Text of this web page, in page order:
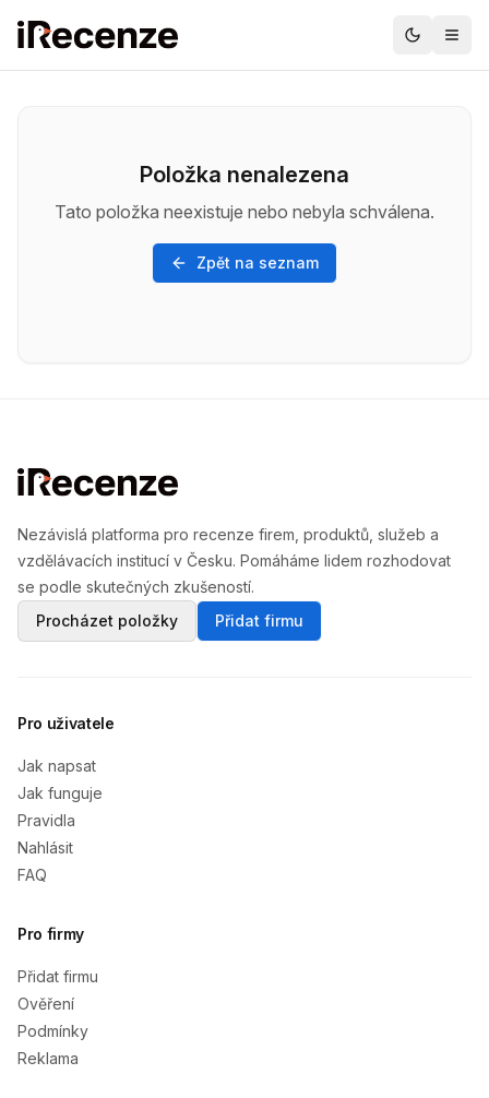
Položka nenalezena
Tato položka neexistuje nebo nebyla schválena.
Zpět na seznam
Nezávislá platforma pro recenze firem, produktů, služeb a
vzdělávacích institucí v Česku. Pomáháme lidem rozhodovat
se podle skutečných zkušeností.
Procházet položky
Přidat firmu
Pro uživatele
Jak napsat
Jak funguje
Pravidla
Nahlásit
FAQ
Pro firmy
Přidat firmu
Ověření
Podmínky
Reklama